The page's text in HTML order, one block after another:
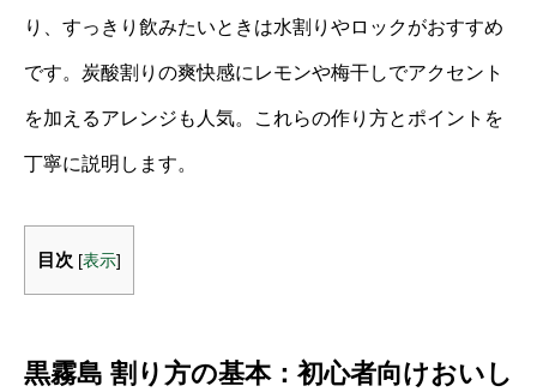
り、すっきり飲みたいときは水割りやロックがおすすめ
です。炭酸割りの爽快感にレモンや梅干しでアクセント
を加えるアレンジも人気。これらの作り方とポイントを
丁寧に説明します。
目次 [表示]
黒霧島 割り方の基本：初心者向けおいし